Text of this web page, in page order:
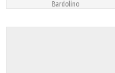
Bardolino